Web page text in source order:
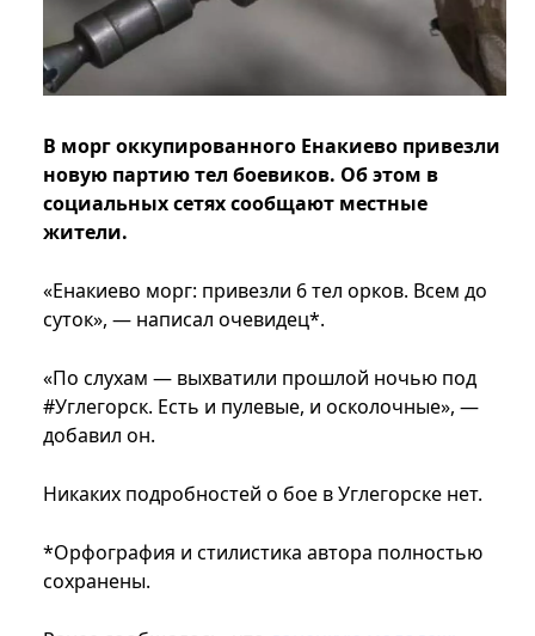
В морг оккупированного Енакиево привезли
новую партию тел боевиков. Об этом в
социальных сетях сообщают местные
жители.
«Енакиево морг: привезли 6 тел орков. Всем до
суток», — написал очевидец*.
«По слухам — выхватили прошлой ночью под
#Углегорск. Есть и пулевые, и осколочные», —
добавил он.
Никаких подробностей о бое в Углегорске нет.
*Орфография и стилистика автора полностью
сохранены.